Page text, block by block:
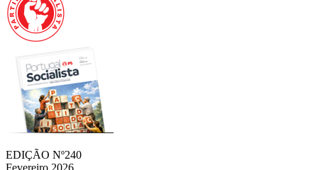
EDIÇÃO Nº240
Fevereiro 2026